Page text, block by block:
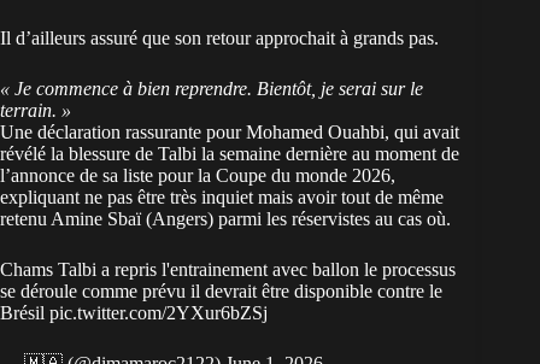
Il d’ailleurs assuré que son retour approchait à grands pas.
« Je commence à bien reprendre. Bientôt, je serai sur le
terrain. »
Une déclaration rassurante pour Mohamed Ouahbi, qui avait
révélé la blessure de Talbi la semaine dernière au moment de
l’annonce de sa liste pour la Coupe du monde 2026,
expliquant ne pas être très inquiet mais avoir tout de même
retenu Amine Sbaï (Angers) parmi les réservistes au cas où.
Chams Talbi a repris l'entrainement avec ballon le processus
se déroule comme prévu il devrait être disponible contre le
Brésil pic.twitter.com/2YXur6bZSj